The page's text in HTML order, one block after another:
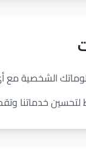
الشخصية
خدماتنا